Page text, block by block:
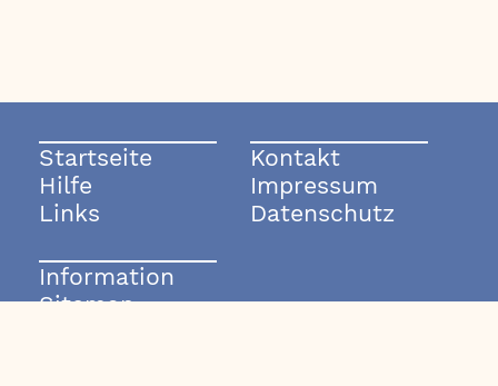
Startseite
Hilfe
Links
Kontakt
Impressum
Datenschutz
Information
Sitemap